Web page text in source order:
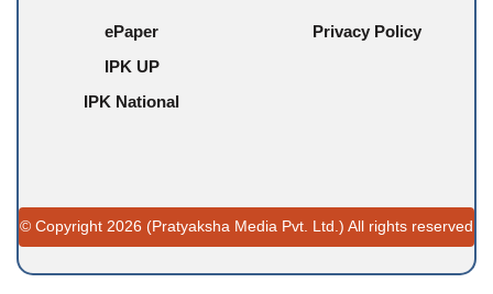
ePaper
IPK UP
IPK National
Privacy Policy
© Copyright 2026 (Pratyaksha Media Pvt. Ltd.) All rights reserved